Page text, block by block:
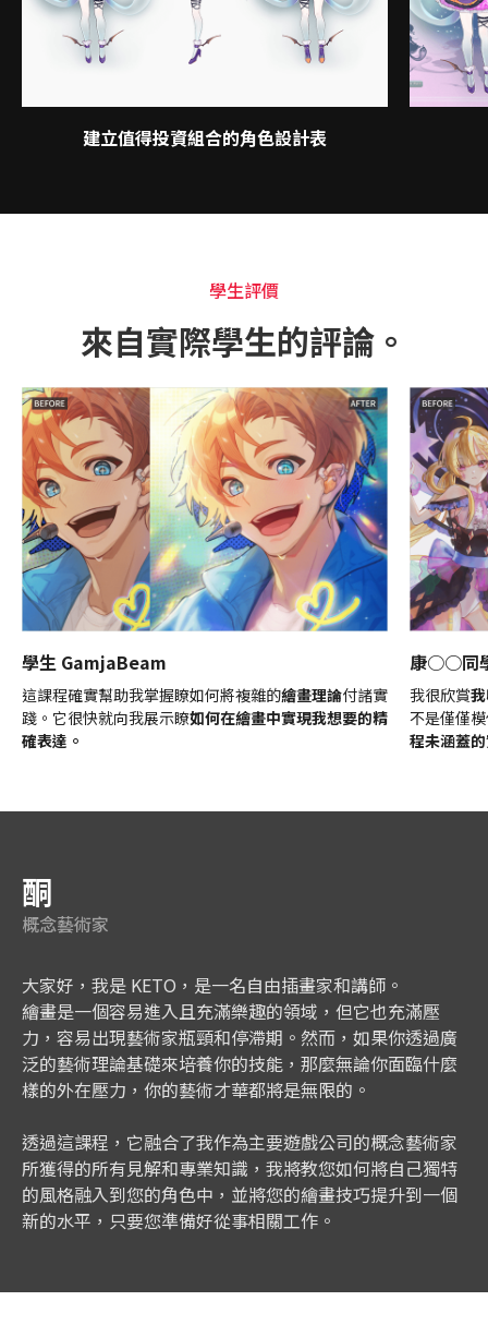
建立值得投資組合的角色設計表
學生評價
來自實際學生的評論。
學生 GamjaBeam
這課程確實幫助我掌握瞭如何將複雜的繪畫理論付諸實
踐。它很快就向我展示瞭如何在繪畫中實現我想要的精
確表達。
康○○同
我很欣賞
不是僅僅
程未涵蓋
酮
概念藝術家
大家好，我是 KETO，是一名自由插畫家和講師。
繪畫是一個容易進入且充滿樂趣的領域，但它也充滿壓
力，容易出現藝術家瓶頸和停滯期。然而，如果你透過廣
泛的藝術理論基礎來培養你的技能，那麼無論你面臨什麼
樣的外在壓力，你的藝術才華都將是無限的。
透過這課程，它融合了我作為主要遊戲公司的概念藝術家
所獲得的所有見解和專業知識，我將教您如何將自己獨特
的風格融入到您的角色中，並將您的繪畫技巧提升到一個
新的水平，只要您準備好從事相關工作。